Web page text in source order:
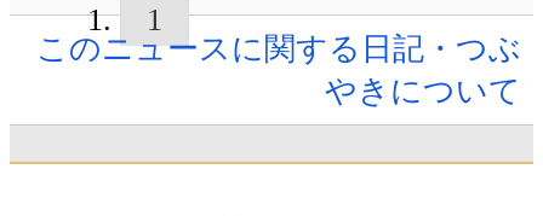
1
このニュースに関する日記・つぶ
やきについて